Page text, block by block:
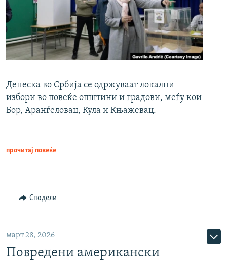
Денеска во Србија се одржуваат локални
избори во повеќе општини и градови, меѓу кои
Бор, Аранѓеловац, Кула и Књажевац.
прочитај повеќе
Сподели
март 28, 2026
Повредени американски